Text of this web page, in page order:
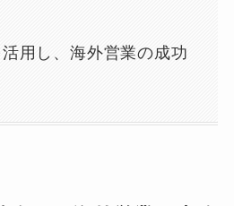
用し、海外営業の成功